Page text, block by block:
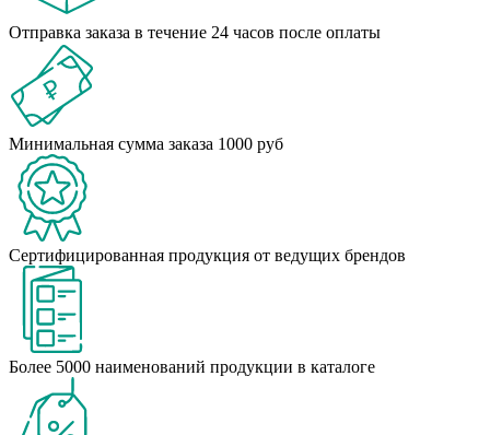
Отправка заказа в течение 24 часов после оплаты
Минимальная сумма заказа 1000 руб
Сертифицированная продукция от ведущих брендов
Более 5000 наименований продукции в каталоге